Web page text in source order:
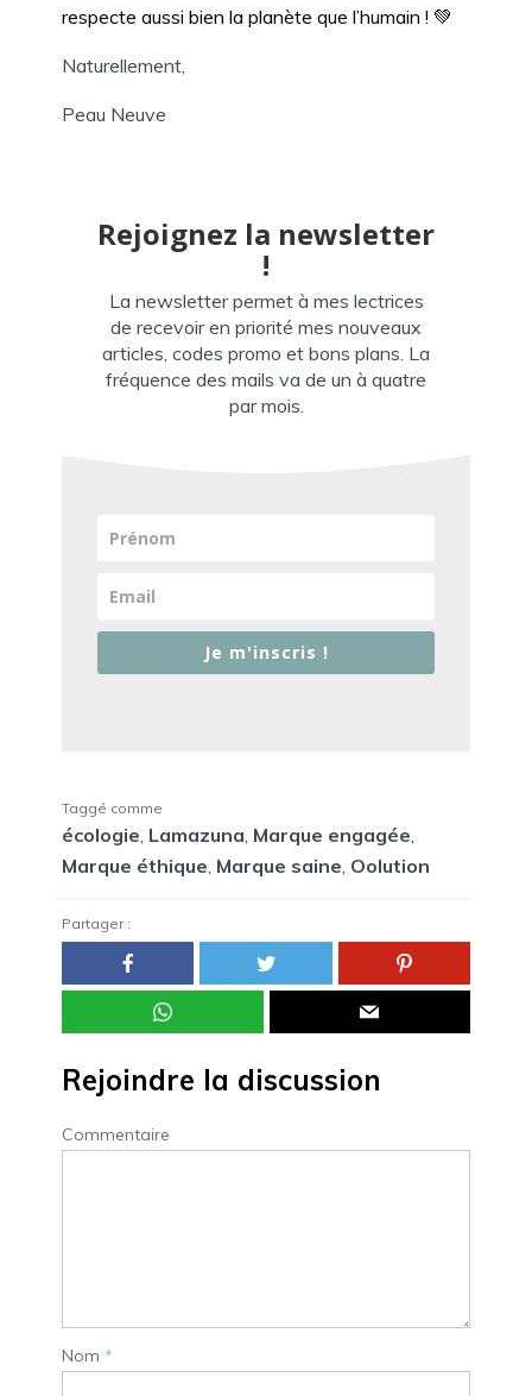
respecte aussi bien la planète que l’humain ! 💚
Naturellement,
Peau Neuve
Rejoignez la newsletter
!
La newsletter permet à mes lectrices
de recevoir en priorité mes nouveaux
articles, codes promo et bons plans. La
fréquence des mails va de un à quatre
par mois.
Je m'inscris !
Taggé comme
écologie, Lamazuna, Marque engagée,
Marque éthique, Marque saine, Oolution
Partager :
Rejoindre la discussion
Commentaire
Nom *